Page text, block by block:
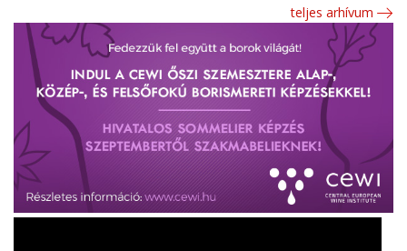
teljes arhívum